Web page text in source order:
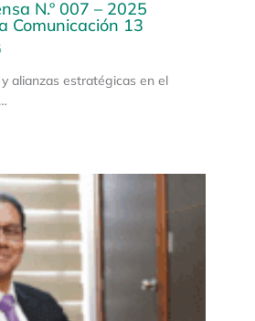
N.º 007 – 2025
Comunicación 13
alianzas estratégicas en el